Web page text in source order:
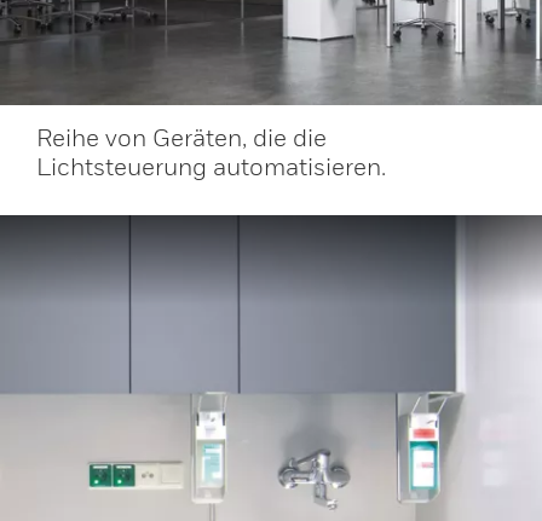
Reihe von Geräten, die die
Lichtsteuerung automatisieren.